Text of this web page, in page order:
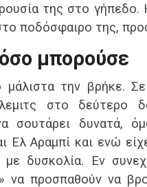
0
0
Ατρόμητος
Λαμία
1
Τελικό
ΠΑΟ
1
Αιολικός
0
Τελικό
αποτέλεσμα
1
0
Λαμία
Ατρόμητος
2
2
Τελικό
αποτέλεσμα
ΠΑΟ
της στο
ποδόσφαιρο της,
μπορούσε
την βρήκε.
στο δεύτερο
σουτάρει
Ελ Αραμπί και ενώ
με δυσκολία. Εν
να προσπαθούν να